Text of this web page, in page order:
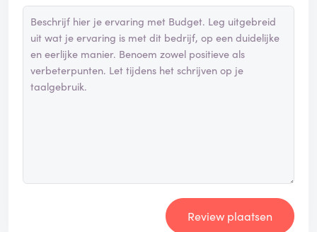
Review plaatsen